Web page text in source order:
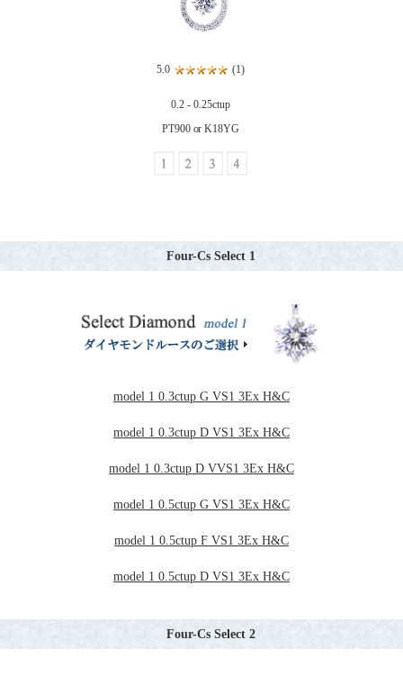
5.0 (1)
0.2 - 0.25ctup
PT900 or K18YG
Four-Cs Select 1
model 1 0.3ctup G VS1 3Ex H&C
model 1 0.3ctup D VS1 3Ex H&C
model 1 0.3ctup D VVS1 3Ex H&C
model 1 0.5ctup G VS1 3Ex H&C
model 1 0.5ctup F VS1 3Ex H&C
model 1 0.5ctup D VS1 3Ex H&C
Four-Cs Select 2